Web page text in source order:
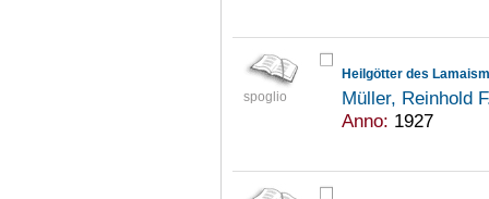
spoglio
Heilgötter des
Müller, Reinhold
Anno: 1927